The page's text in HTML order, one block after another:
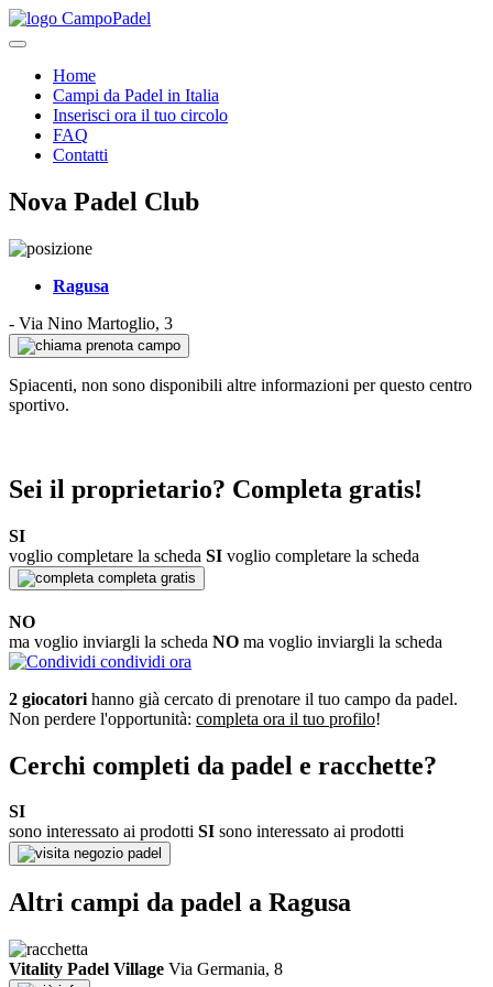
Home
Campi da Padel in Italia
Inserisci ora il tuo circolo
FAQ
Contatti
Nova Padel Club
Ragusa
- Via Nino Martoglio, 3
prenota campo
Spiacenti, non sono disponibili altre informazioni per questo centro
sportivo.
Sei il proprietario? Completa gratis!
SI
voglio completare la scheda SI voglio completare la scheda
completa gratis
NO
ma voglio inviargli la scheda NO ma voglio inviargli la scheda
condividi ora
2 giocatori hanno già cercato di prenotare il tuo campo da padel.
Non perdere l'opportunità: completa ora il tuo profilo!
Cerchi completi da padel e racchette?
SI
sono interessato ai prodotti SI sono interessato ai prodotti
negozio padel
Altri campi da padel a Ragusa
Vitality Padel Village Via Germania, 8